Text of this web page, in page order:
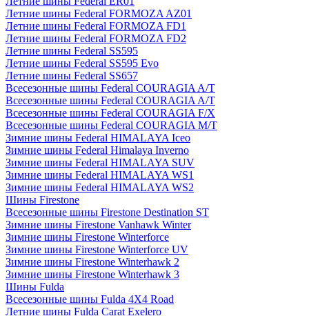
Летние шины Federal FORMOZA AZ01
Летние шины Federal FORMOZA FD1
Летние шины Federal FORMOZA FD2
Летние шины Federal SS595
Летние шины Federal SS595 Evo
Летние шины Federal SS657
Всесезонные шины Federal COURAGIA A/T
Всесезонные шины Federal COURAGIA A/T
Всесезонные шины Federal COURAGIA F/X
Всесезонные шины Federal COURAGIA M/T
Зимние шины Federal HIMALAYA Iceo
Зимние шины Federal Himalaya Inverno
Зимние шины Federal HIMALAYA SUV
Зимние шины Federal HIMALAYA WS1
Зимние шины Federal HIMALAYA WS2
Шины Firestone
Всесезонные шины Firestone Destination ST
Зимние шины Firestone Vanhawk Winter
Зимние шины Firestone Winterforce
Зимние шины Firestone Winterforce UV
Зимние шины Firestone Winterhawk 2
Зимние шины Firestone Winterhawk 3
Шины Fulda
Всесезонные шины Fulda 4X4 Road
Летние шины Fulda Carat Exelero